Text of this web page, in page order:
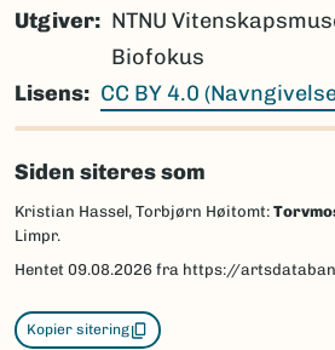
Utgiver
NTNU
Biofokus
Lisens
CC BY 4.0
Siden siteres som
Kristian Hassel, Torbjørn Høitomt:
Limpr.
Hentet 09.08.2026 fra https://
Kopier sitering